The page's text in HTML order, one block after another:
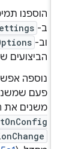
הוספנו
הביצועים של
נוספה
פעם שמשנים
משנים את